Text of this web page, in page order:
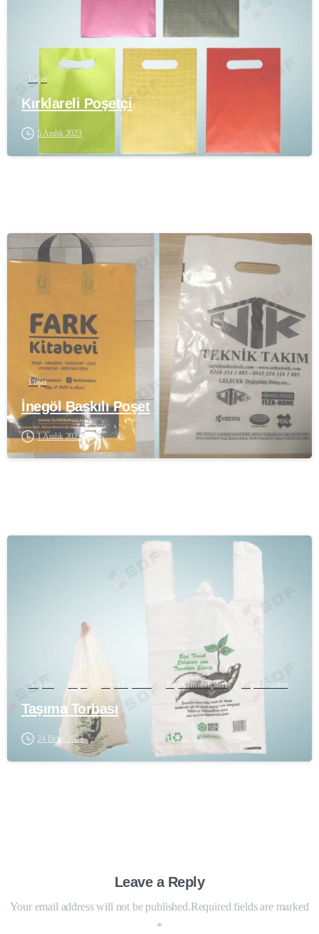
Poşet
Kırklareli Poşetçi
5 Aralık 2023
Poşet
İnegöl Baskılı Poşet
1 Aralık 2023
Naylon Poşet Fiyatları Poşet İmalatçıları Poşet İmalatı
Taşıma Torbası
24 Ekim 2023
Leave a Reply
Your email address will not be published.Required fields are marked
*